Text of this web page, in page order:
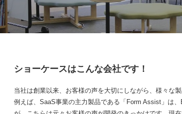
ショーケースはこんな会社です！
当社は創業以来、お客様の声を大切にしながら、様々な
例えば、SaaS事業の主力製品である「Form Assist」は